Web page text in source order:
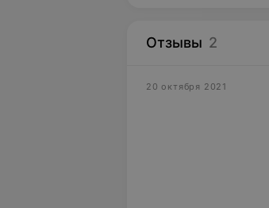
Отзывы 2
20 октября 2021